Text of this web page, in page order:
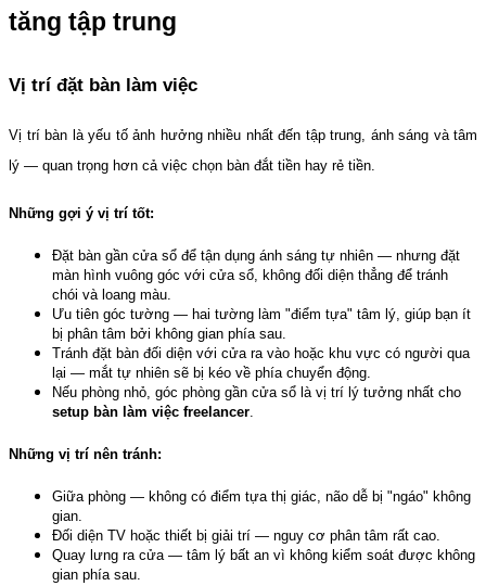
tăng tập trung
Vị trí đặt bàn làm việc
Vị trí bàn là yếu tố ảnh hưởng nhiều nhất đến tập trung, ánh sáng và tâm
lý — quan trọng hơn cả việc chọn bàn đắt tiền hay rẻ tiền.
Những gợi ý vị trí tốt:
Đặt bàn gần cửa sổ để tận dụng ánh sáng tự nhiên — nhưng đặt
màn hình vuông góc với cửa sổ, không đối diện thẳng để tránh
chói và loang màu.
Ưu tiên góc tường — hai tường làm "điểm tựa" tâm lý, giúp bạn ít
bị phân tâm bởi không gian phía sau.
Tránh đặt bàn đối diện với cửa ra vào hoặc khu vực có người qua
lại — mắt tự nhiên sẽ bị kéo về phía chuyển động.
setup bàn làm việc freelancer
Những vị trí nên tránh:
Giữa phòng — không có điểm tựa thị giác, não dễ bị "ngáo" không
gian.
Đối diện TV hoặc thiết bị giải trí — nguy cơ phân tâm rất cao.
Quay lưng ra cửa — tâm lý bất an vì không kiểm soát được không
gian phía sau.